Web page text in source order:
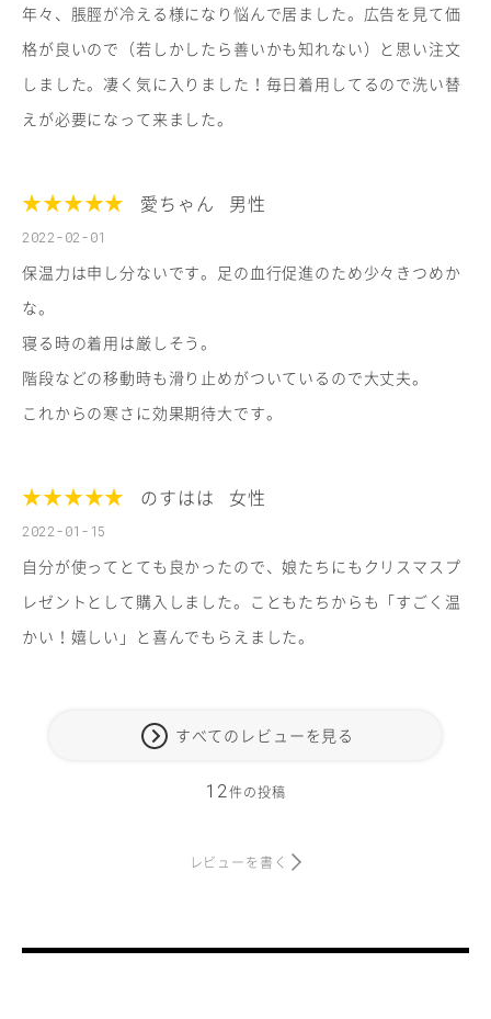
年々、脹脛が冷える様になり悩んで居ました。広告を見て価
格が良いので（若しかしたら善いかも知れない）と思い注文
しました。凄く気に入りました！毎日着用してるので洗い替
えが必要になって来ました。
★★★★★ 愛ちゃん 男性
2022-02-01
保温力は申し分ないです。足の血行促進のため少々きつめか
な。
寝る時の着用は厳しそう。
階段などの移動時も滑り止めがついているので大丈夫。
これからの寒さに効果期待大です。
★★★★★ のすはは 女性
2022-01-15
自分が使ってとても良かったので、娘たちにもクリスマスプ
レゼントとして購入しました。こともたちからも「すごく温
かい！嬉しい」と喜んでもらえました。
すべてのレビューを見る
12件の投稿
レビューを書く